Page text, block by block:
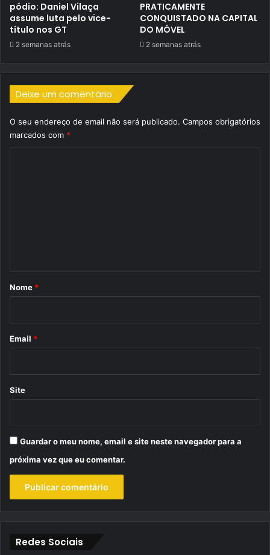
pódio: Daniel Vilaça
assume luta pelo vice-
título nos GT
2 semanas atrás
PRATICAMENTE
CONQUISTADO NA CAPITAL
DO MÓVEL
2 semanas atrás
Deixe um comentário
O seu endereço de email não será publicado. Campos obrigatórios
marcados com *
r
*
Nome *
Email *
Site
Guardar o meu nome, email e site neste navegador para a
próxima vez que eu comentar.
Redes Sociais